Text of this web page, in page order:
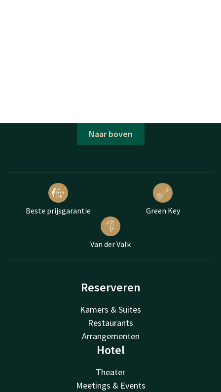
Naar boven
Beste prijsgarantie Green Key
Van der Valk
Reserveren
Kamers & Suites
Restaurants
Arrangementen
Hotel
Theater
Meetings & Events